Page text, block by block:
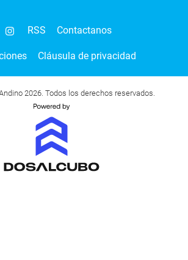
RSS Contactanos
Cláusula de privacidad
2026. Todos los derechos reservados.